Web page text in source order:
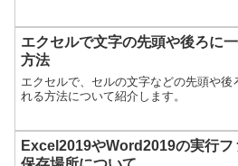
エクセルで文字の先頭や後ろに
方法
エクセルで、セルの文字などの先頭や後
れる方法について紹介します。
Excel2019やWord2019の実行